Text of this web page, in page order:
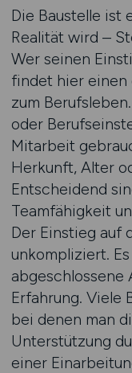
Die Baustelle ist
Realität wird –
Wer seinen
findet hier einen
zum
oder
Mitarbeit
Herkunft, Alter
Entscheidend
Teamfähigkeit
Der Einstieg auf
unkompliziert.
abgeschlossene
Erfahrung. Viele
bei denen man
Unterstützung
einer